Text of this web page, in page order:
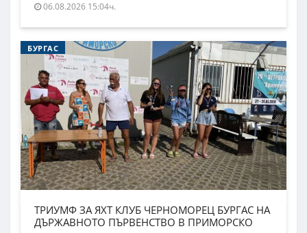
06.08.2026 15:04ч.
БУРГАС
ТРИУМФ ЗА ЯХТ КЛУБ ЧЕРНОМОРЕЦ БУРГАС НА
ДЪРЖАВНОТО ПЪРВЕНСТВО В ПРИМОРСКО